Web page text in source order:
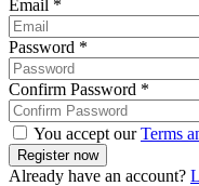
Email *
Password *
Confirm Password *
You accept ourTerms
Already have an account?